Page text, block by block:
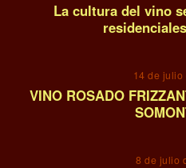
La cultura del vino
14 de julio
VINO ROSADO
8 de julio